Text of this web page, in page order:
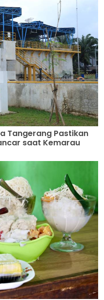
Tangerang Pastikan
saat Kemarau